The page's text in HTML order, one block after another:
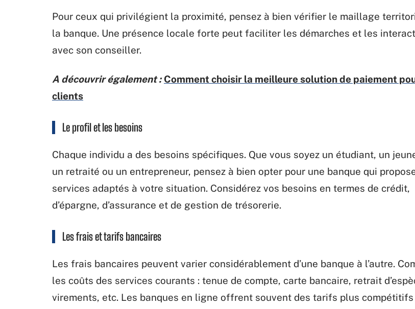
Pour ceux qui privilégient la proximité, pensez à bien vérifier le maillage
la banque. Une présence locale forte peut faciliter les démarches et les
avec son conseiller.
A découvrir également : Comment choisir la meilleure solution de paiement
clients
Le profil et les besoins
Chaque individu a des besoins spécifiques. Que vous soyez un étudiant, un
un retraité ou un entrepreneur, pensez à bien opter pour une banque qui
services adaptés à votre situation. Considérez vos besoins en termes de crédit,
d’épargne, d’assurance et de gestion de trésorerie.
Les frais et tarifs bancaires
Les frais bancaires peuvent varier considérablement d’une banque à l’autre.
les coûts des services courants : tenue de compte, carte bancaire, retrait
virements, etc. Les banques en ligne offrent souvent des tarifs plus compétitifs